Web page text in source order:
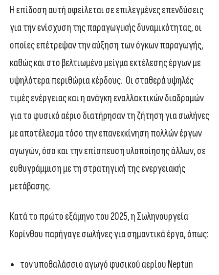
Η επίδοση αυτή οφείλεται σε επιλεγμένες επενδύσεις
για την ενίσχυση της παραγωγικής δυναμικότητας, οι
οποίες επέτρεψαν την αύξηση των όγκων παραγωγής,
καθώς και στο βελτιωμένο μείγμα εκτέλεσης έργων με
υψηλότερα περιθώρια κέρδους. Οι σταθερά υψηλές
τιμές ενέργειας και η ανάγκη εναλλακτικών διαδρομών
για το φυσικό αέριο διατήρησαν τη ζήτηση για σωλήνες
με αποτέλεσμα τόσο την επανεκκίνηση πολλών έργων
αγωγών, όσο και την επίσπευση υλοποίησης άλλων, σε
ευθυγράμμιση με τη στρατηγική της ενεργειακής
μετάβασης.
Κατά το πρώτο εξάμηνο του 2025, η Σωληνουργεία
Κορίνθου παρήγαγε σωλήνες για σημαντικά έργα, όπως:
τον υποθαλάσσιο αγωγό φυσικού αερίου Neptun